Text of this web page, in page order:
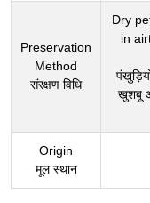
Preservation
Method
संरक्षण विधि
Dry
in
खुशबू
Origin
मूल स्थान